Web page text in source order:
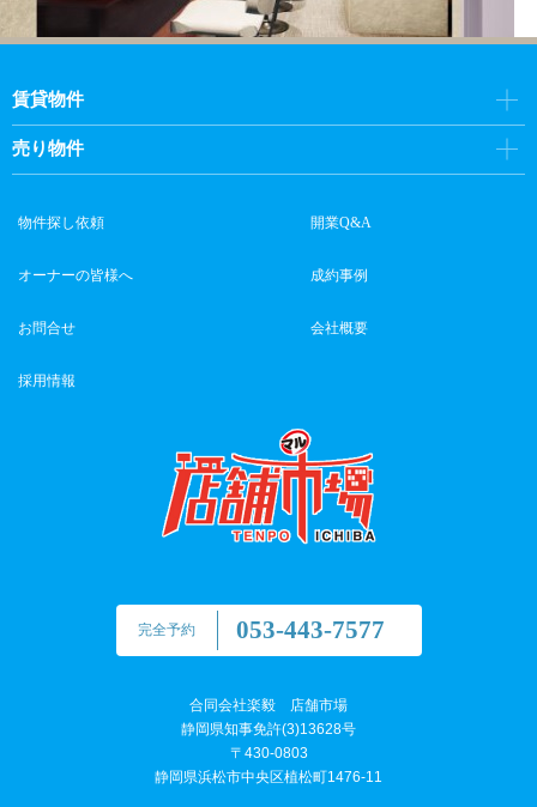
完全予約 053-443-7577
合同会社楽毅 店舗市場
静岡県知事免許(3)13628号
〒430-0803
静岡県浜松市中央区植松町1476-11
賃貸物件
売り物件
物件探し依頼 開業Q&A
オーナーの皆様へ 成約事例
お問合せ 会社概要
採用情報